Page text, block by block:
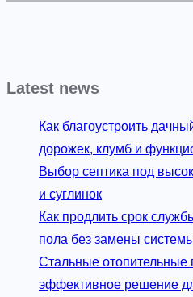
Latest news
Как благоустроить
дорожек, клумб и
Выбор септика под
и суглинок
Как продлить срок
пола без замены
Стальные отопительные
эффективное решение